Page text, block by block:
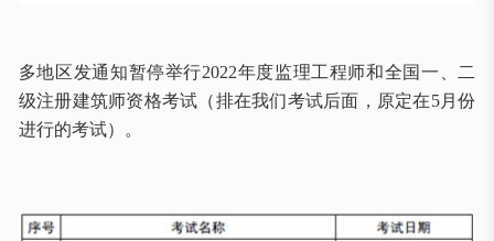
多地区发通知暂停举行2022年度监理工程师和全国一、二
级注册建筑师资格考试（排在我们考试后面，原定在5月份
进行的考试）。